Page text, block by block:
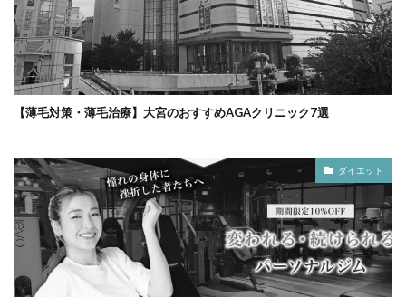
【薄毛対策・薄毛治療】大宮のおすすめAGAクリニック7選
ダイエット